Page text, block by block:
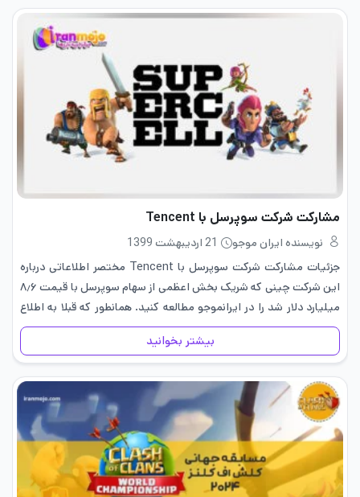
مشارکت شرکت سوپرسل با Tencent
نویسنده ایران موجو
21 اردیبهشت 1399
جزئیات مشارکت شرکت سوپرسل با Tencent مختصر اطلاعاتی درباره
این شرکت چینی که شریک بخش اعظمی از سهام سوپرسل با قیمت ۸٫۶
میلیارد دلار شد را در ایرانموجو مطالعه کنید. همانطور که قبلا به اطلاع
شما عزیزان رساندیم شرکت سوپرسل…
بیشتر بخوانید